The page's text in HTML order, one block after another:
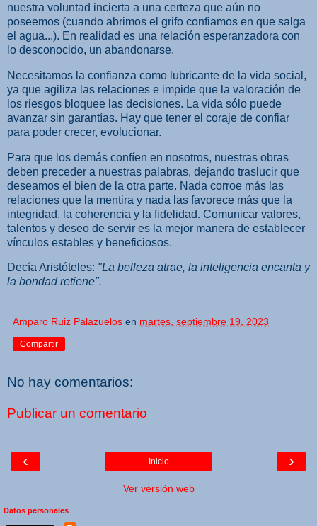
nuestra voluntad incierta a una certeza que aún no
poseemos (cuando abrimos el grifo confiamos en que salga
el agua...). En realidad es una relación esperanzadora con
lo desconocido, un abandonarse.
Necesitamos la confianza como lubricante de la vida social,
ya que agiliza las relaciones e impide que la valoración de
los riesgos bloquee las decisiones. La vida sólo puede
avanzar sin garantías. Hay que tener el coraje de confiar
para poder crecer, evolucionar.
Para que los demás confíen en nosotros, nuestras obras
deben preceder a nuestras palabras, dejando traslucir que
deseamos el bien de la otra parte. Nada corroe más las
relaciones que la mentira y nada las favorece más que la
integridad, la coherencia y la fidelidad. Comunicar valores,
talentos y deseo de servir es la mejor manera de establecer
vínculos estables y beneficiosos.
Decía Aristóteles: "La belleza atrae, la inteligencia encanta y
la bondad retiene".
Amparo Ruiz Palazuelos en martes, septiembre 19, 2023
Compartir
No hay comentarios:
Publicar un comentario
‹ ›
Inicio
Ver versión web
Datos personales